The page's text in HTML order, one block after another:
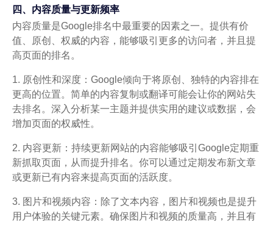
四、内容质量与更新频率
内容质量是Google排名中最重要的因素之一。提供有价
值、原创、权威的内容，能够吸引更多的访问者，并且提
高页面的排名。
1. 原创性和深度：Google倾向于将原创、独特的内容排在
更高的位置。简单的内容复制或翻译可能会让你的网站失
去排名。深入分析某一主题并提供实用的建议或数据，会
增加页面的权威性。
2. 内容更新：持续更新网站的内容能够吸引Google定期重
新抓取页面，从而提升排名。你可以通过定期发布新文章
或更新已有内容来提高页面的活跃度。
3. 图片和视频内容：除了文本内容，图片和视频也是提升
用户体验的关键元素。确保图片和视频的质量高，并且有